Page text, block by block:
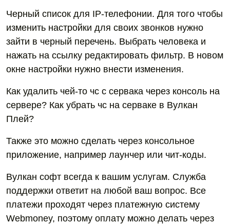
Черный список для IP-телефонии. Для того чтобы
изменить настройки для своих звонков нужно
зайти в черный перечень. Выбрать человека и
нажать на ссылку редактировать фильтр. В новом
окне настройки нужно внести изменения.
Как удалить чей-то чс с сервака через консоль на
сервере? Как убрать чс на серваке в Вулкан
Плей?
Также это можно сделать через консольное
приложение, например лаунчер или чит-коды.
Вулкан софт всегда к вашим услугам. Служба
поддержки ответит на любой ваш вопрос. Все
платежи проходят через платежную систему
Webmoney, поэтому оплату можно делать через